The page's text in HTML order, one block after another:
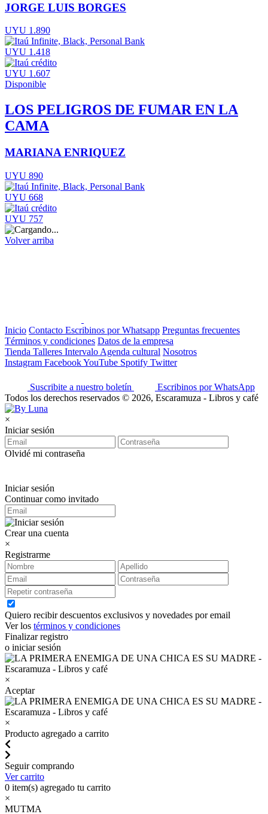
JORGE LUIS BORGES
UYU 1.890
UYU 1.418
UYU 1.607
Disponible
LOS PELIGROS DE FUMAR EN LA
CAMA
MARIANA ENRIQUEZ
UYU 890
UYU 668
UYU 757
Volver arriba
Inicio Contacto Escribinos por Whatsapp Preguntas frecuentes
Términos y condiciones Datos de la empresa
Tienda Talleres Intervalo Agenda cultural Nosotros
Instagram FacebookYouTube Spotify Twitter
Suscribite a nuestro boletín
Escribinos por WhatsApp
Todos los derechos reservados © 2026, Escaramuza - Libros y café
×
Iniciar sesión
Olvidé mi contraseña
Iniciar sesión
Continuar como invitado
Crear una cuenta
×
Registrarme
Quiero recibir descuentos exclusivos y novedades por email
Ver los términos y condiciones
Finalizar registro
o iniciar sesión
×
Aceptar
×
Producto agregado a carrito
Seguir comprando
Ver carrito
0 item(s) agregado tu carrito
×
MUTMA